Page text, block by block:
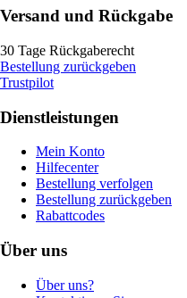
Versand und Rückgabe
30 Tage Rückgaberecht
Bestellung zurückgeben
Trustpilot
Dienstleistungen
Mein Konto
Hilfecenter
Bestellung verfolgen
Bestellung zurückgeben
Rabattcodes
Über uns
Über uns?